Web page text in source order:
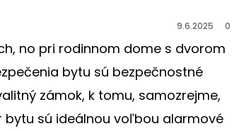
9.6.2025 0
no pri rodinnom dome s dvorom
bytu sú bezpečnostné
zámok, k tomu, samozrejme,
bytu sú ideálnou voľbou alarmové